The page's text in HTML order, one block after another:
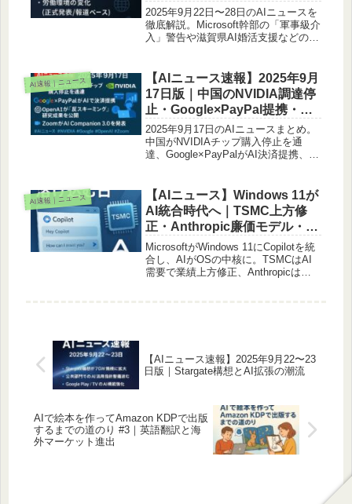
解説
2025年9月22日〜28日のAIニュースを
徹底解説。Microsoft幹部の「軍事級介
入」警告や滋賀県AI婚活支援などの正
ど報道ベースの動きも整理。公式発表
と観測情報を分けてまとめました。
AI速報｜ニュース
【AIニュース速報】2025年9月
17日版｜中国のNVIDIA調達停
止・Google×PayPal提携・
Zoom AI Companion 3.0
2025年9月17日のAIニュースまとめ。
中国がNVIDIAチップ購入停止を通
達、Google×PayPalがAI決済提携、
を発表、AMDが市場規模5,000億ドル
を予測。規制・インフラ・実装の最新
動向を整理。
AI速報｜ニュース
【AIニュース】Windows 11が
AI統合時代へ｜TSMC上方修
正・Anthropic廉価モデル・AI
供給網の追い風（2025年10月
16日）
MicrosoftがWindows 11にCopilotを統
合し、AIがOSの中核に。TSMCはAI
需要で業績上方修正、Anthropicは廉
【AIニュース速報】2025年9月22〜23
日版｜Stargate構想とAI拡張の潮流
AIで絵本を作ってAmazon KDPで出版
するまでの道のり #3｜英語翻訳と海
外マーケット進出